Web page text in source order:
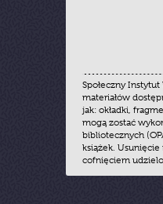
Społeczny
materiałów
jak: okładki,
mogą zostać
bibliotecznych
książek.
cofnięciem